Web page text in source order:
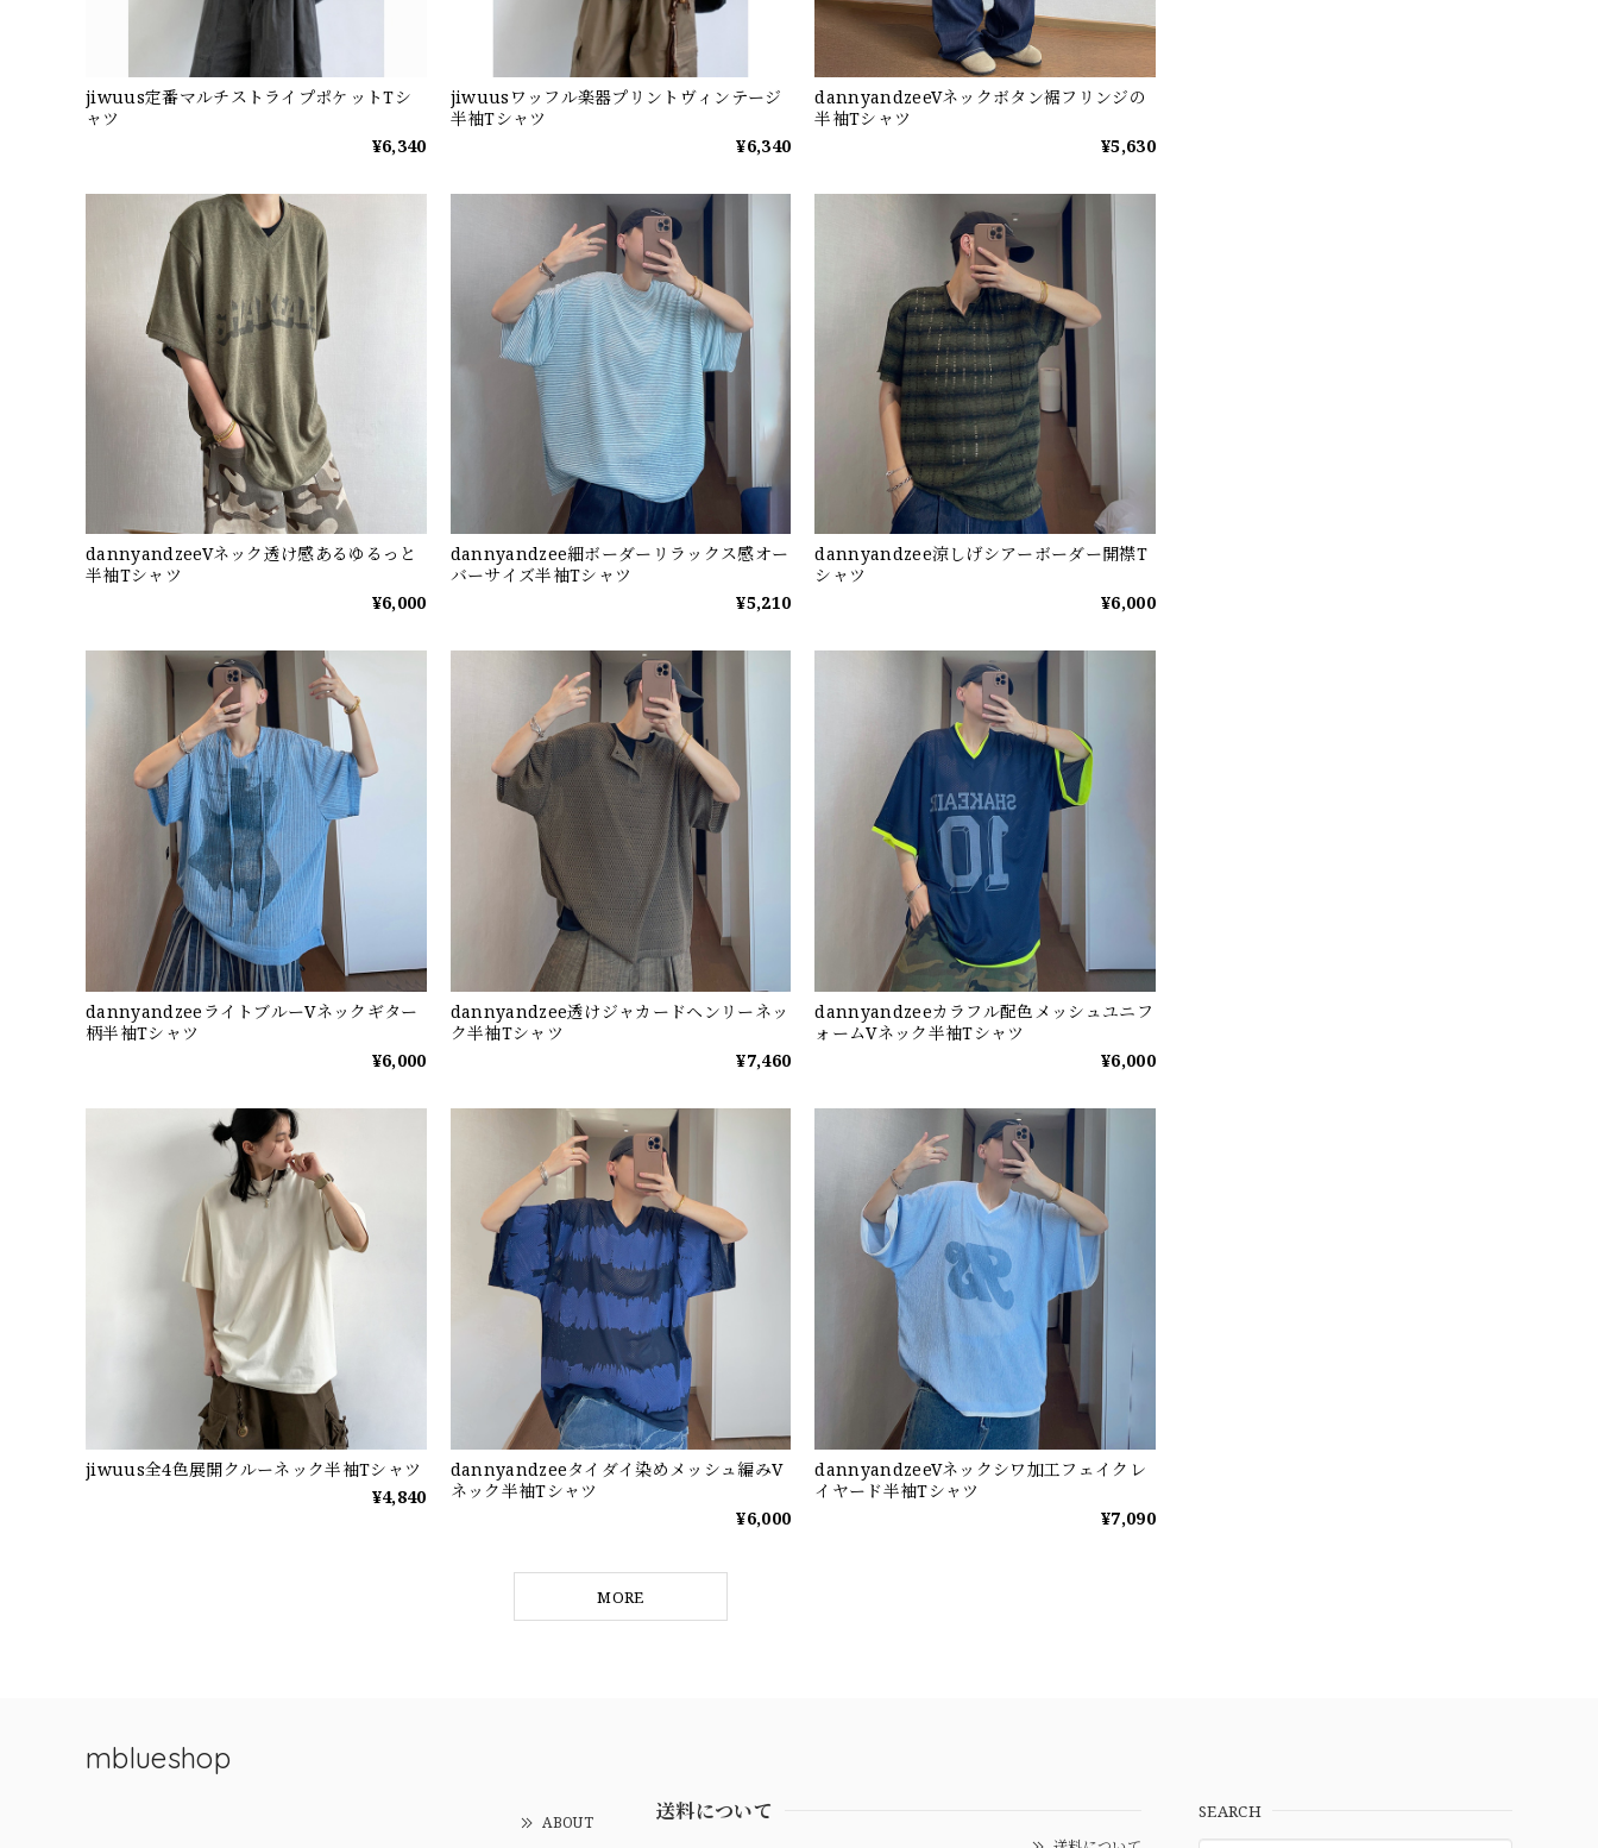
jiwuus定番マルチストライプポケットTシ
ャツ
¥6,340
jiwuusワッフル楽器プリントヴィンテージ
半袖Tシャツ
¥6,340
dannyandzeeVネックボタン裾フリンジの
半袖Tシャツ
¥5,630
dannyandzeeVネック透け感あるゆるっと
半袖Tシャツ
¥6,000
dannyandzee細ボーダーリラックス感オー
バーサイズ半袖Tシャツ
¥5,210
dannyandzee涼しげシアーボーダー開襟T
シャツ
¥6,000
dannyandzeeライトブルーVネックギター
柄半袖Tシャツ
¥6,000
dannyandzee透けジャカードヘンリーネッ
ク半袖Tシャツ
¥7,460
dannyandzeeカラフル配色メッシュユニフ
ォームVネック半袖Tシャツ
¥6,000
jiwuus全4色展開クルーネック半袖Tシャツ
¥4,840
dannyandzeeタイダイ染めメッシュ編みV
ネック半袖Tシャツ
¥6,000
dannyandzeeVネックシワ加工フェイクレ
イヤード半袖Tシャツ
¥7,090
MORE
mblueshop
ABOUT 送料について SEARCH